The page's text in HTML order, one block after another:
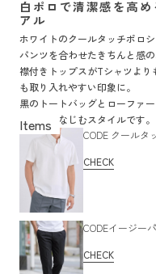
白ポロで清潔感を高
アル
ホワイトのクールタッチポロ
パンツを合わせたきちんと感の
襟付きトップスがTシャツよ
も取り入れやすい印象に。
黒のトートバッグとローファ
着用にもなじむスタイルです。
CODE クールタ
CHECK
CODEイージー
CHECK